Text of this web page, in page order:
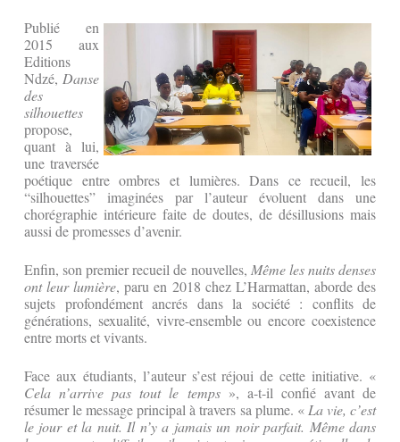
Publié en
2015 aux
Editions
Ndzé, Danse
des
silhouettes
propose,
quant à lui,
une traversée
poétique entre ombres et lumières. Dans ce recueil, les
“silhouettes” imaginées par l’auteur évoluent dans une
chorégraphie intérieure faite de doutes, de désillusions mais
aussi de promesses d’avenir.
Enfin, son premier recueil de nouvelles, Même les nuits denses
ont leur lumière, paru en 2018 chez L’Harmattan, aborde des
sujets profondément ancrés dans la société : conflits de
générations, sexualité, vivre-ensemble ou encore coexistence
entre morts et vivants.
Face aux étudiants, l’auteur s’est réjoui de cette initiative. «
Cela n’arrive pas tout le temps», a-t-il confié avant de
résumer le message principal à travers sa plume. «La vie, c’est
le jour et la nuit. Il n’y a jamais un noir parfait. Même dans